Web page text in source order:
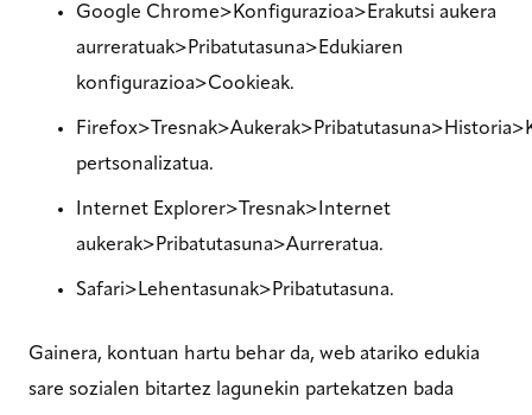
Google Chrome>Konfigurazioa>Erakutsi aukera
aurreratuak>Pribatutasuna>Edukiaren
konfigurazioa>Cookieak.
pertsonalizatua.
Internet Explorer>Tresnak>Internet
aukerak>Pribatutasuna>Aurreratua.
Safari>Lehentasunak>Pribatutasuna.
Gainera, kontuan hartu behar da, web atariko edukia
sare sozialen bitartez lagunekin partekatzen bada